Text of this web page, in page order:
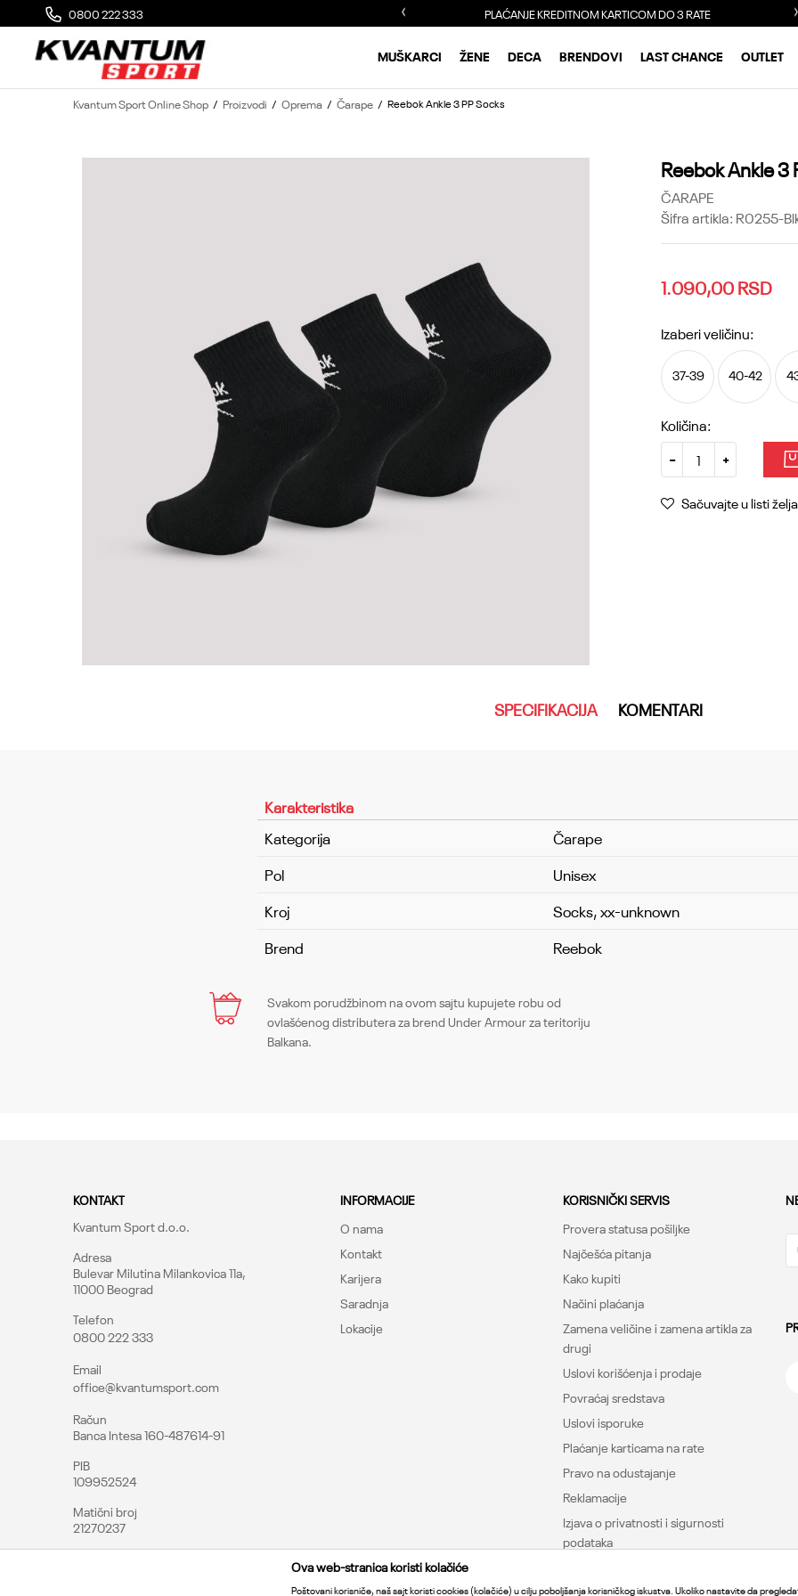
0800 222 333
MOGUĆA ZAMENA 14 DANA OD DOSTAVE PLAĆANJE KREDITNOM KARTICOM DO 3 RATE
MUŠKARCI ŽENE DECA BRENDOVI LAST CHANCE OUTLET
Kvantum Sport Online Shop Proizvodi Oprema Čarape Reebok Ankle 3 PP Socks
Reebok Ankle 3
ČARAPE
Šifra artikla: R0255-
1.090,00RSD
Izaberi veličinu:
37-39 40-42
Količina:
Sačuvajte u listi želja
SPECIFIKACIJA KOMENTARI
Karakteristika
Kategorija
Čarape
Pol
Unisex
Kroj
Socks, xx-unknown
Brend
Reebok
Pošalji
Svakom porudžbinom na ovom sajtu kupujete robu od
ovlašćenog distributera za brend Under Armour za teritoriju
Balkana.
KONTAKT
Kvantum Sport d.o.o.
Adresa
Bulevar Milutina Milankovica 11a,
11000 Beograd
Telefon
0800 222 333
Email
office@kvantumsport.com
Račun
Banca Intesa 160-487614-91
PIB
109952524
Matični broj
21270237
INFORMACIJE
O nama
Kontakt
Karijera
Saradnja
Lokacije
KORISNIČKI SERVIS
Provera statusa pošiljke
Najčešća pitanja
Kako kupiti
Načini plaćanja
Zamena veličine i zamena artikla za
drugi
Uslovi korišćenja i prodaje
Povraćaj sredstava
Uslovi isporuke
Plaćanje karticama na rate
Pravo na odustajanje
Reklamacije
Izjava o privatnosti i sigurnosti
podataka
Ova web-stranica koristi kolačiće
Poštovani korisniče, naš sajt koristi cookies (kolačiće) u cilju poboljšanja korisničkog iskustva. Ukoliko nastavite da